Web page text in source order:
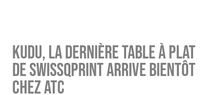
KUDU, LA DERNIÈRE TABLE À PLAT
DE SWISSQPRINT ARRIVE BIENTÔT
CHEZ ATC